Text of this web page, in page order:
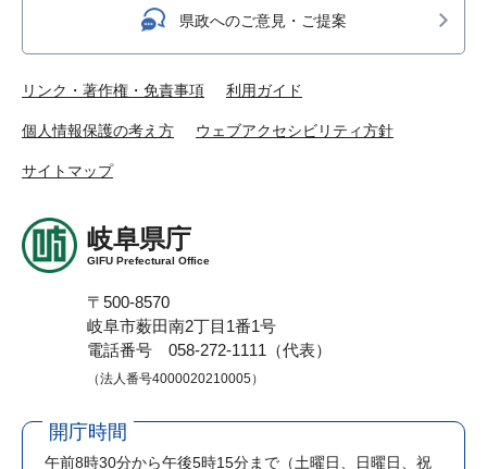
県政へのご意見・ご提案
リンク・著作権・免責事項 利用ガイド
個人情報保護の考え方 ウェブアクセシビリティ方針
サイトマップ
岐阜県庁
GIFU Prefectural Office
〒500-8570
岐阜市薮田南2丁目1番1号
電話番号 058-272-1111（代表）
（法人番号4000020210005）
開庁時間
午前8時30分から午後5時15分まで （土曜日、日曜日、祝